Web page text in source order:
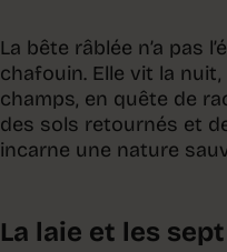
La bête râblée n’a pas
chafouin. Elle vit la
champs, en quête de
des sols retournés et
incarne une nature
La laie et les